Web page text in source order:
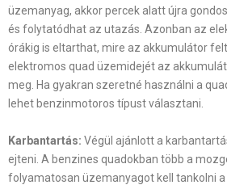
üzemanyag, akkor percek alatt újra
és folytatódhat az utazás. Azonban az
órákig is eltarthat, mire az akkumulátor
elektromos quad üzemidejét az
meg. Ha gyakran szeretné használni a
lehet benzinmotoros típust választani.
Karbantartás: Végül ajánlott a
ejteni. A benzines quadokban több a
folyamatosan üzemanyagot kell tankolni a